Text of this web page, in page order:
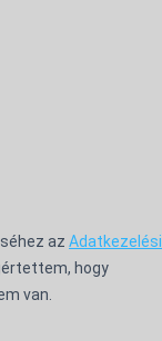
az Adatkezelési
hogy
van.